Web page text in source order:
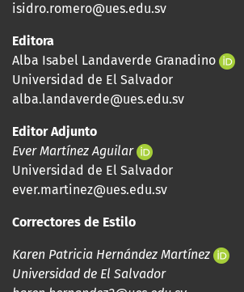
isidro.romero@ues.edu.sv
Editora
Alba Isabel Landaverde Granadino
Universidad de El Salvador
alba.landaverde@ues.edu.sv
Editor Adjunto
Ever Martínez Aguilar
Universidad de El Salvador
ever.martinez@ues.edu.sv
Correctores de Estilo
Karen Patricia Hernández Martínez
Universidad de El Salvador